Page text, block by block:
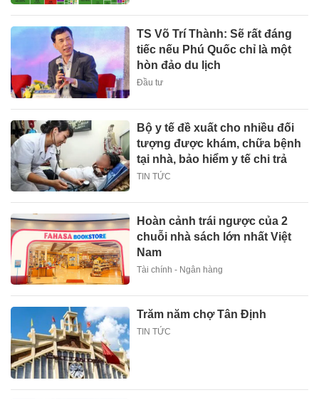
TS Võ Trí Thành: Sẽ rất đáng
tiếc nếu Phú Quốc chỉ là một
hòn đảo du lịch
Đầu tư
Bộ y tế đề xuất cho nhiều đối
tượng được khám, chữa bệnh
tại nhà, bảo hiểm y tế chi trả
TIN TỨC
Hoàn cảnh trái ngược của 2
chuỗi nhà sách lớn nhất Việt
Nam
Tài chính - Ngân hàng
Trăm năm chợ Tân Định
TIN TỨC